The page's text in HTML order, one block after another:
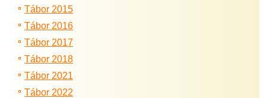
Tábor 2015
Tábor 2016
Tábor 2017
Tábor 2018
Tábor 2021
Tábor 2022